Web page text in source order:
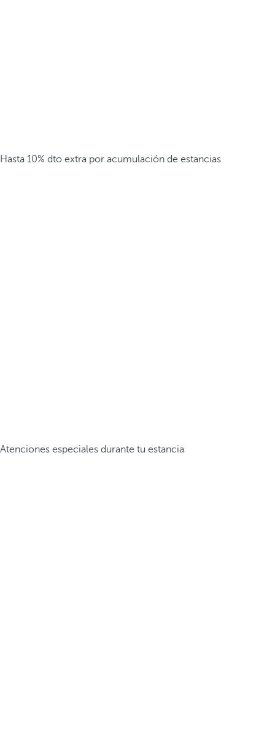
Hasta 10% dto extra por acumulación de estancias
Atenciones especiales durante tu estancia